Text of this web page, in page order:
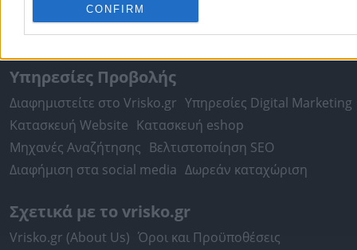
CONFIRM
Τιμές Καυσίμων
Ταχυδρομικοί Κώδικες
Δρομολόγια Πλοίων Θέατρο Σινεμά Χάρτες
Υπηρεσίες Προβολής
Διαφημιστείτε στο Vrisko.gr Υπηρεσίες Digital Marketing
Κατασκευή Website Κατασκευή eshop
Μηχανές Αναζήτησης Βελτιστοποίηση SEO
Διαφήμιση στα social media Δωρεάν καταχώριση
Σχετικά με το vrisko.gr
Vrisko.gr (About Us) Όροι και Προϋποθέσεις